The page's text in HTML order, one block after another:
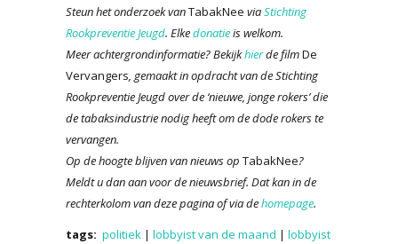
Steun het onderzoek vanTabakNee viaStichting
Rookpreventie Jeugd. Elkedonatieis welkom.
Meer achtergrondinformatie? Bekijkhierde filmDe
Vervangers, gemaakt in opdracht van de Stichting
Rookpreventie Jeugd over de ‘nieuwe, jonge rokers’ die
de tabaksindustrie nodig heeft om de dode rokers te
vervangen.
Op de hoogte blijven van nieuws op TabakNee?
Meldt u dan aan voor de nieuwsbrief. Dat kan in de
rechterkolom van deze pagina of via dehomepage.
tags: politiek | lobbyist van de maand | lobbyist